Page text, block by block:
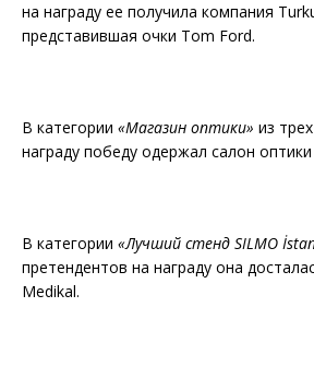
на награду ее получила компания
представившая очки Tom Ford.
В категории «Магазин оптики» из
награду победу одержал салон
В категории «Лучший стенд SILMO
претендентов на награду она
Medikal.